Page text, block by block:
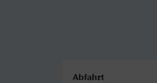
Abfahrt